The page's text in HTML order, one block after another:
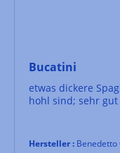
Bucatini
etwas dickere
hohl sind; sehr
Hersteller : Benedetto